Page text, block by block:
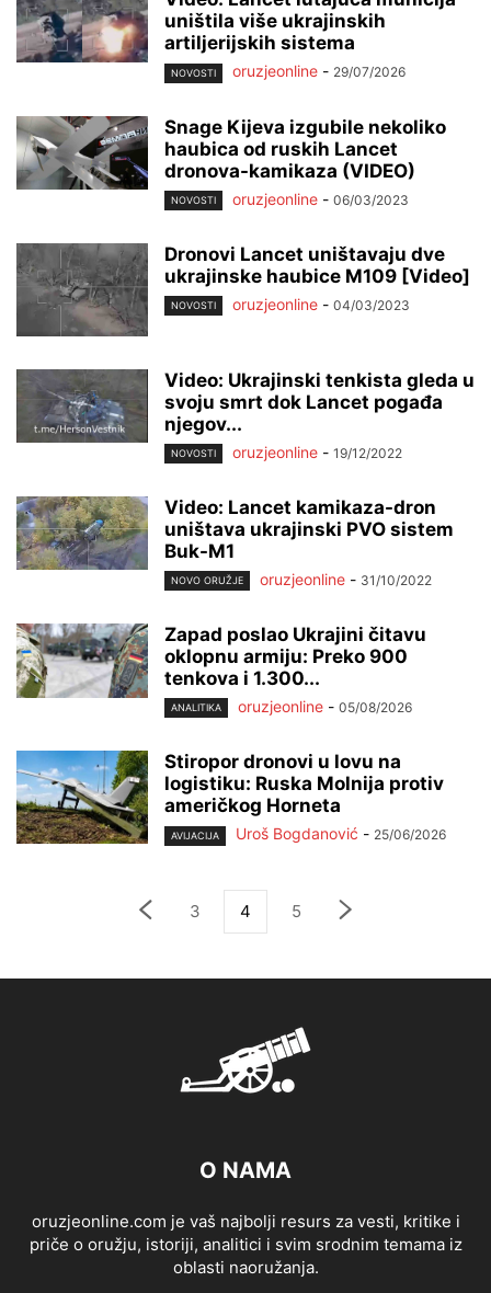
uništila više ukrajinskih
artiljerijskih sistema
NOVOSTI oruzjeonline - 29/07/2026
Snage Kijeva izgubile nekoliko
haubica od ruskih Lancet
dronova-kamikaza (VIDEO)
NOVOSTI oruzjeonline - 06/03/2023
Dronovi Lancet uništavaju dve
ukrajinske haubice M109 [Video]
NOVOSTI oruzjeonline - 04/03/2023
Video: Ukrajinski tenkista gleda u
svoju smrt dok Lancet pogađa
njegov...
NOVOSTI oruzjeonline - 19/12/2022
Video: Lancet kamikaza-dron
uništava ukrajinski PVO sistem
Buk-M1
NOVO ORUŽJE oruzjeonline - 31/10/2022
Zapad poslao Ukrajini čitavu
oklopnu armiju: Preko 900
tenkova i 1.300...
ANALITIKA oruzjeonline - 05/08/2026
Stiropor dronovi u lovu na
logistiku: Ruska Molnija protiv
američkog Horneta
AVIJACIJA Uroš Bogdanović - 25/06/2026
3 4 5
O NAMA
oruzjeonline.com je vaš najbolji resurs za vesti, kritike i
priče o oružju, istoriji, analitici i svim srodnim temama iz
oblasti naoružanja.